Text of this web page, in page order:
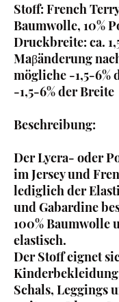
Stoff: French
Baumwolle, 10%
Druckbreite: ca.
Maβänderung
mögliche -1,5-6%
-1,5-6% der Breite
Beschreibung:
Der Lycra- oder
im Jersey und
lediglich der
und Gabardine
100% Baumwolle
elastisch.
Der Stoff eignet
Schals, Leggings